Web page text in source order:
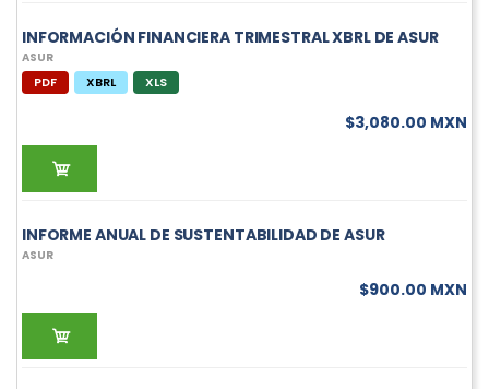
INFORMACIÓN FINANCIERA TRIMESTRAL XBRL DE ASUR
ASUR
PDF XBRL XLS
$3,080.00 MXN
INFORME ANUAL DE SUSTENTABILIDAD DE ASUR
ASUR
$900.00 MXN